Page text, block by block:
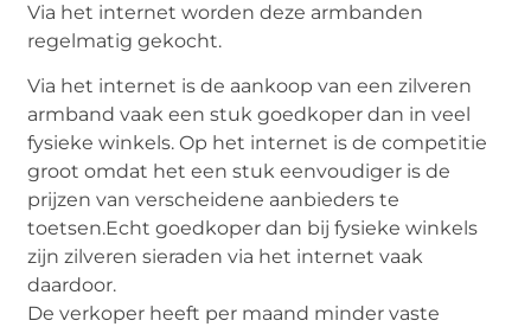
Via het internet worden deze armbanden
regelmatig gekocht.
Via het internet is de aankoop van een zilveren
armband vaak een stuk goedkoper dan in veel
fysieke winkels. Op het internet is de competitie
groot omdat het een stuk eenvoudiger is de
prijzen van verscheidene aanbieders te
toetsen.Echt goedkoper dan bij fysieke winkels
zijn zilveren sieraden via het internet vaak
daardoor.
De verkoper heeft per maand minder vaste